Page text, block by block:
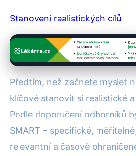
Stanovení realistických cílů
Předtím, než začnete myslet
klíčové stanovit si realistické
Podle doporučení odborníků
SMART – specifické,
relevantní a časově